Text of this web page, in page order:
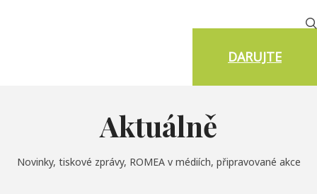
DARUJTE
Aktuálně
Novinky, tiskové zprávy, ROMEA v médiích, připravované akce